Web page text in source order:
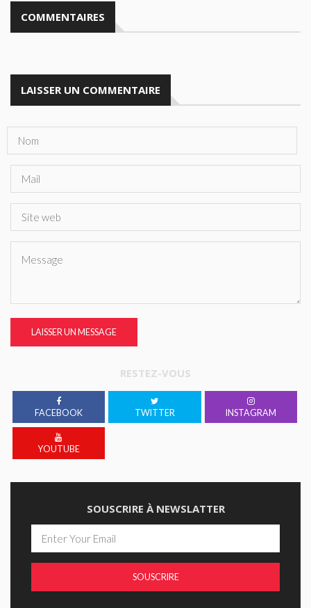
COMMENTAIRES
LAISSER UN COMMENTAIRE
LAISSER UN MESSAGE
RESTEZ-VOUS
FACEBOOK TWITTER INSTAGRAM
YOUTUBE
SOUSCRIRE À NEWSLATTER
SOUSCRIRE